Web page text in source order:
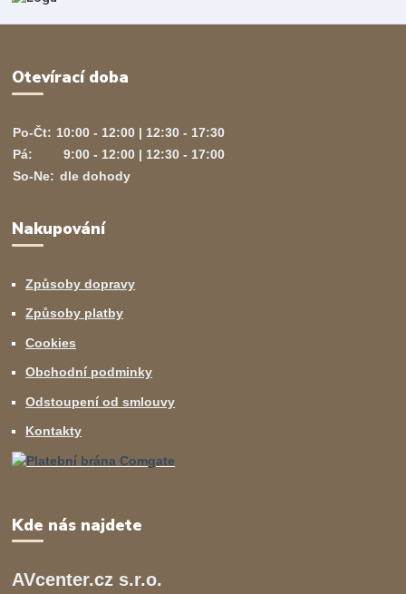
Otevírací doba
Po-Čt: 10:00 - 12:00 | 12:30 - 17:30
Pá:
9:00 - 12:00 | 12:30 - 17:00
So-Ne: dle dohody
Nakupování
Způsoby dopravy
Způsoby platby
Cookies
Obchodní podminky
Odstoupení od smlouvy
Kontakty
Kde nás najdete
AVcenter.cz s.r.o.